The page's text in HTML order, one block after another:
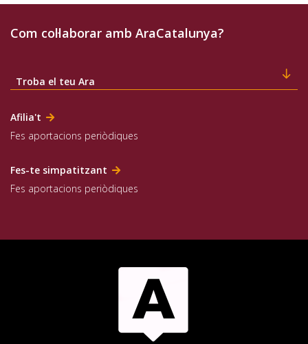
Com col·laborar amb AraCatalunya?
Troba el teu Ara
Afilia't
Fes aportacions periòdiques
Fes-te simpatitzant
Fes aportacions periòdiques